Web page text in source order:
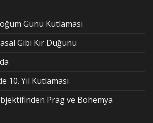
Günü Kutlaması
Gibi Kır Düğünü
10. Yıl Kutlaması
Prag ve Bohemya